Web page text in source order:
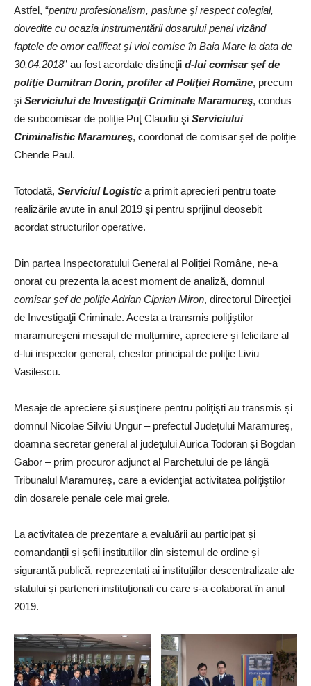
Astfel, “pentru profesionalism, pasiune şi respect colegial,
dovedite cu ocazia instrumentării dosarului penal vizând
faptele de omor calificat şi viol comise în Baia Mare la data de
30.04.2018” au fost acordate distincţii d-lui comisar şef de
poliţie Dumitran Dorin, profiler al Poliţiei Române, precum
şi Serviciului de Investigaţii Criminale Maramureş, condus
de subcomisar de poliţie Puţ Claudiu şi Serviciului
Criminalistic Maramureş, coordonat de comisar şef de poliţie
Chende Paul.
Totodată, Serviciul Logistic a primit aprecieri pentru toate
realizările avute în anul 2019 şi pentru sprijinul deosebit
acordat structurilor operative.
Din partea Inspectoratului General al Poliției Române, ne-a
onorat cu prezența la acest moment de analiză, domnul
comisar şef de poliţie Adrian Ciprian Miron, directorul Direcţiei
de Investigaţii Criminale. Acesta a transmis poliţiştilor
maramureşeni mesajul de mulţumire, apreciere şi felicitare al
d-lui inspector general, chestor principal de poliţie Liviu
Vasilescu.
Mesaje de apreciere şi susţinere pentru poliţişti au transmis şi
domnul Nicolae Silviu Ungur – prefectul Județului Maramureş,
doamna secretar general al judeţului Aurica Todoran şi Bogdan
Gabor – prim procuror adjunct al Parchetului de pe lângă
Tribunalul Maramureș, care a evidenţiat activitatea poliţiştilor
din dosarele penale cele mai grele.
La activitatea de prezentare a evaluării au participat și
comandanții și șefii instituțiilor din sistemul de ordine și
siguranță publică, reprezentați ai instituțiilor descentralizate ale
statului și parteneri instituționali cu care s-a colaborat în anul
2019.